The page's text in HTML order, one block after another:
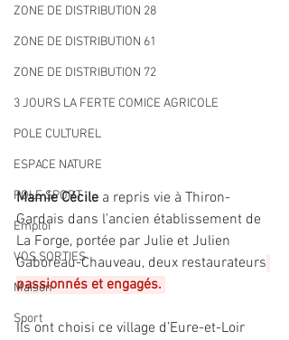
ZONE DE DISTRIBUTION 28
ZONE DE DISTRIBUTION 61
ZONE DE DISTRIBUTION 72
3 JOURS LA FERTE COMICE AGRICOLE
POLE CULTUREL
ESPACE NATURE
POLE SPORT
Emploi
VOS SORTIES
Maison
Sport
Mamie Cécile a repris vie à Thiron-
Gardais dans l’ancien établissement de
La Forge, portée par Julie et Julien
Gaboreau-Chauveau, deux restaurateurs
passionnés et engagés.
Ils ont choisi ce village d’Eure-et-Loir